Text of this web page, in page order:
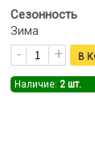
Сезонность
Зима
Наличие: 2 шт.